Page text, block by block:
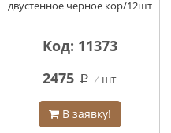
двустенное черное кор/12шт
Код: 11373
2475 q шт
В заявку!